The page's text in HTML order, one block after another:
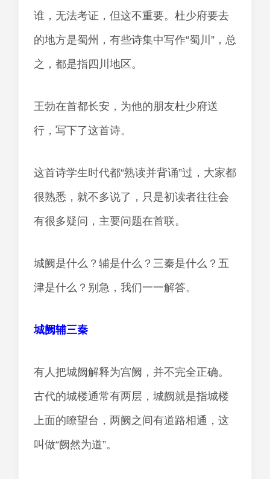
谁，无法考证，但这不重要。杜少府要去
的地方是蜀州，有些诗集中写作“蜀川”，总
之，都是指四川地区。
王勃在首都长安，为他的朋友杜少府送
行，写下了这首诗。
这首诗学生时代都“熟读并背诵”过，大家都
很熟悉，就不多说了，只是初读者往往会
有很多疑问，主要问题在首联。
城阙是什么？辅是什么？三秦是什么？五
津是什么？别急，我们一一解答。
城阙辅三秦
有人把城阙解释为宫阙，并不完全正确。
古代的城楼通常有两层，城阙就是指城楼
上面的瞭望台，两阙之间有道路相通，这
叫做“阙然为道”。